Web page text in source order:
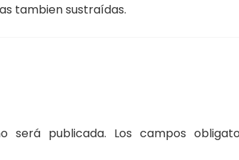
tambien sustraídas.
será publicada. Los campos